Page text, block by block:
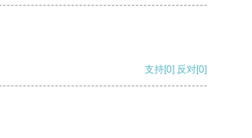
支持[0] 反对[0]